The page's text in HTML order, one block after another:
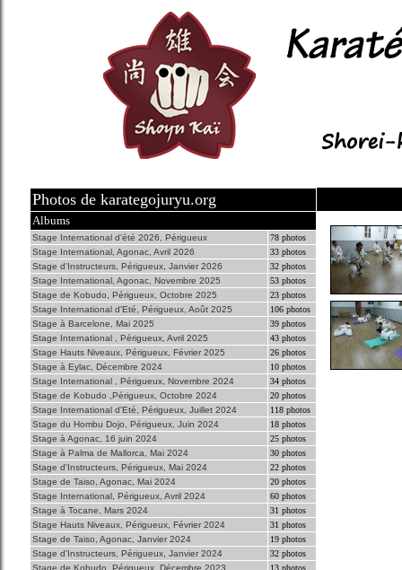
Photos de karategojuryu.org
Albums
Stage International d'été 2026, Périgueux
78 photos
Stage International, Agonac, Avril 2026
33 photos
Stage d'Instructeurs, Périgueux, Janvier 2026
32 photos
Stage International, Agonac, Novembre 2025
53 photos
Stage de Kobudo, Périgueux, Octobre 2025
23 photos
Stage International d'Eté, Périgueux, Août 2025
106 photos
Stage à Barcelone, Mai 2025
39 photos
Stage International , Périgueux, Avril 2025
43 photos
Stage Hauts Niveaux, Périgueux, Février 2025
26 photos
Stage à Eylac, Décembre 2024
10 photos
Stage International , Périgueux, Novembre 2024
34 photos
Stage de Kobudo ,Périgueux, Octobre 2024
20 photos
Stage International d'Eté, Périgueux, Juillet 2024
118 photos
Stage du Hombu Dojo, Périgueux, Juin 2024
18 photos
Stage à Agonac, 16 juin 2024
25 photos
Stage à Palma de Mallorca, Mai 2024
30 photos
Stage d'Instructeurs, Périgueux, Mai 2024
22 photos
Stage de Taiso, Agonac, Mai 2024
20 photos
Stage International, Périgueux, Avril 2024
60 photos
Stage à Tocane, Mars 2024
31 photos
Stage Hauts Niveaux, Périgueux, Février 2024
31 photos
Stage de Taiso, Agonac, Janvier 2024
19 photos
Stage d'Instructeurs, Périgueux, Janvier 2024
32 photos